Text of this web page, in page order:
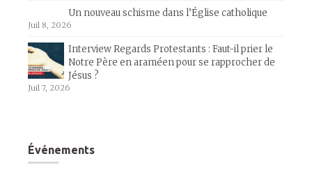
Un nouveau schisme dans l’Église catholique
Juil 8, 2026
Interview Regards Protestants : Faut-il prier le
Notre Père en araméen pour se rapprocher de
Jésus ?
Juil 7, 2026
Événements